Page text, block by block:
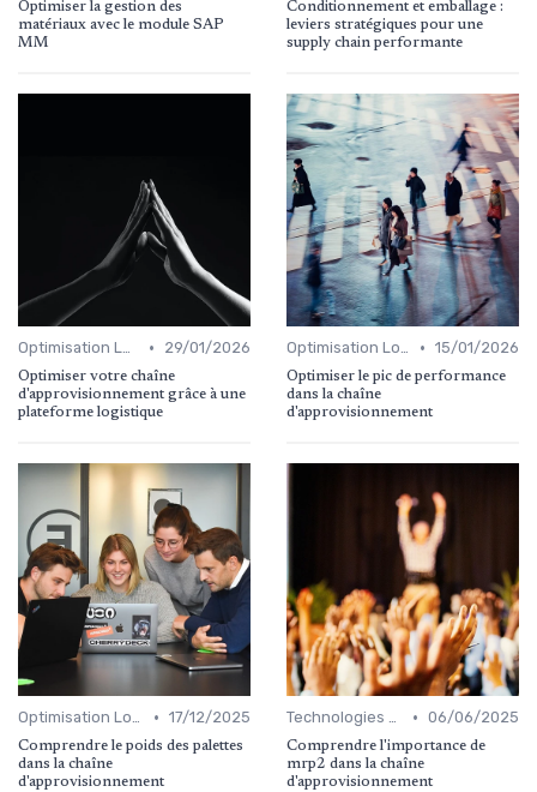
Optimiser la gestion des
matériaux avec le module SAP
MM
Conditionnement et emballage :
leviers stratégiques pour une
supply chain performante
Optimisation Logistique • 29/01/2026
Optimiser votre chaîne
d'approvisionnement grâce à une
plateforme logistique
Optimisation Logistique • 15/01/2026
Optimiser le pic de performance
dans la chaîne
d'approvisionnement
Optimisation Logistique • 17/12/2025
Comprendre le poids des palettes
dans la chaîne
d'approvisionnement
Technologies Emergentes • 06/06/2025
Comprendre l'importance de
mrp2 dans la chaîne
d'approvisionnement